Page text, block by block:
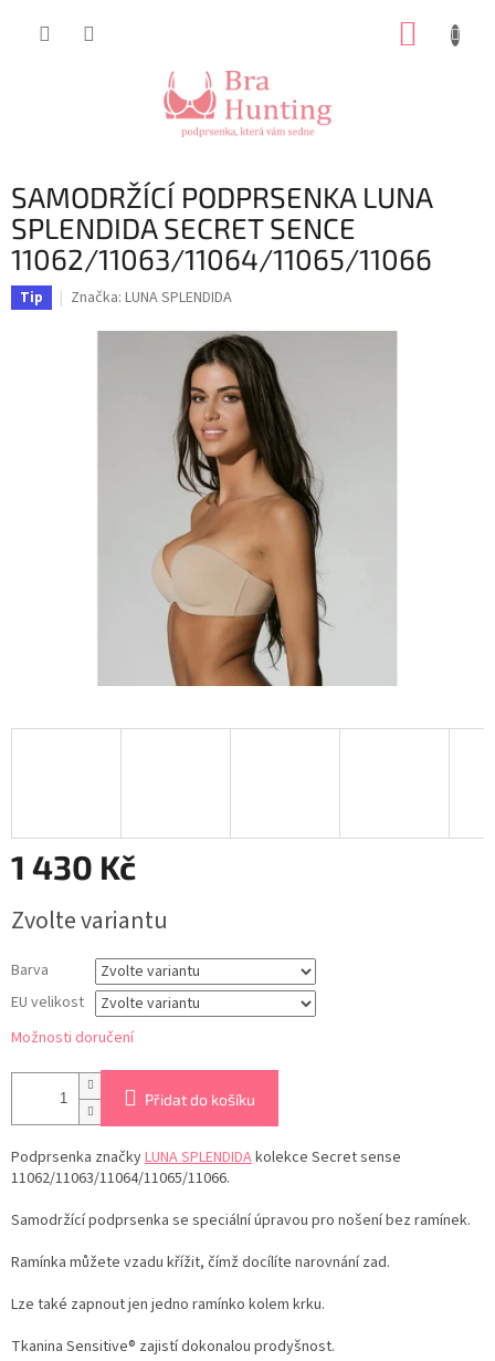
SAMODRŽÍCÍ PODPRSENKA LUNA
SPLENDIDA SECRET SENCE
11062/11063/11064/11065/11066
Tip Značka: LUNA SPLENDIDA
1 430 Kč
cena:
Zvolte variantu
Barva
EU velikost
Možnosti doručení
Přidat do košíku
Podprsenka značkyLUNA SPLENDIDAkolekce Secret sense
11062/11063/11064/11065/11066.
Samodržící podprsenka se speciální úpravou pro nošení bez ramínek.
Ramínka můžete vzadu křížit, čímž docílíte narovnání zad.
Lze také zapnout jen jedno ramínko kolem krku.
Tkanina Sensitive® zajistí dokonalou prodyšnost.